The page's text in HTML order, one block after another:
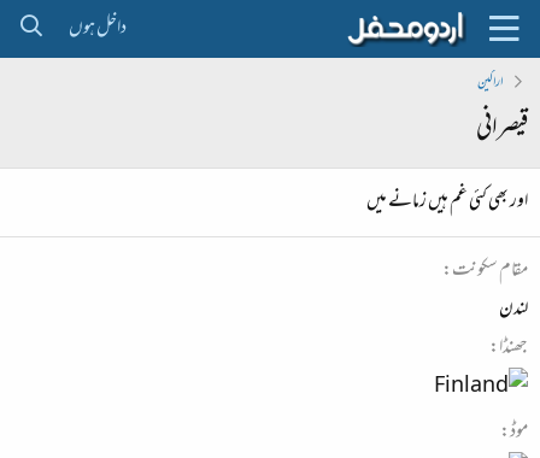
داخل ہوں
اراکین
قیصرانی
اور بھی کئی غم ہیں زمانے میں
مقام سکونت
لندن
جھنڈا
موڈ